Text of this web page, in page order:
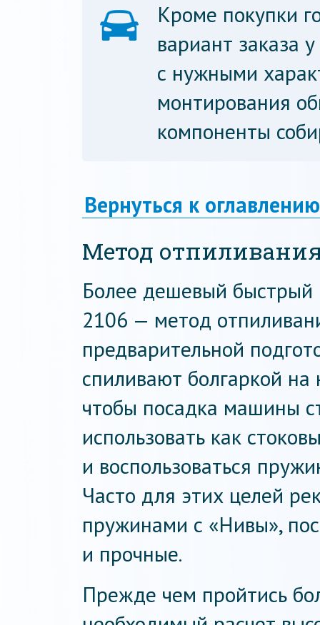
Кроме покупки
вариант заказа
с нужными
монтирования
компоненты
Вернуться к оглавлению
Метод
Более дешевый быстрый
2106 — метод
предварительной
спиливают болгаркой на
чтобы посадка машины
использовать как
и воспользоваться
Часто для этих целей
пружинами с «Нивы»,
и прочные.
Прежде чем пройтись